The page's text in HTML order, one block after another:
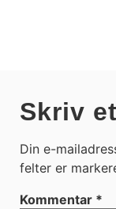
Skriv
Din e-
felter er
Kommentar *